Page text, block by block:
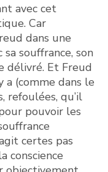
avec cet
Car
dans une
souffrance, son
délivré. Et Freud
(comme dans le
refoulées, qu’il
pouvoir les
certes pas
conscience